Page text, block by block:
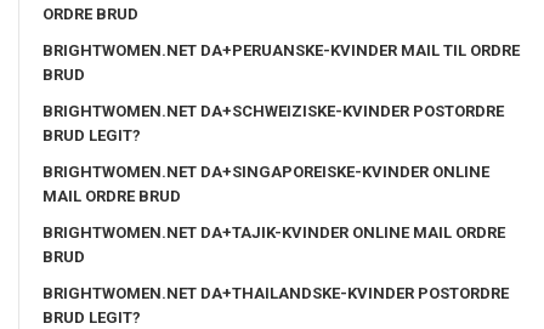
ORDRE BRUD
BRIGHTWOMEN.NET DA+PERUANSKE-KVINDER MAIL TIL ORDRE
BRUD
BRIGHTWOMEN.NET DA+SCHWEIZISKE-KVINDER POSTORDRE
BRUD LEGIT?
BRIGHTWOMEN.NET DA+SINGAPOREISKE-KVINDER ONLINE
MAIL ORDRE BRUD
BRIGHTWOMEN.NET DA+TAJIK-KVINDER ONLINE MAIL ORDRE
BRUD
BRIGHTWOMEN.NET DA+THAILANDSKE-KVINDER POSTORDRE
BRUD LEGIT?